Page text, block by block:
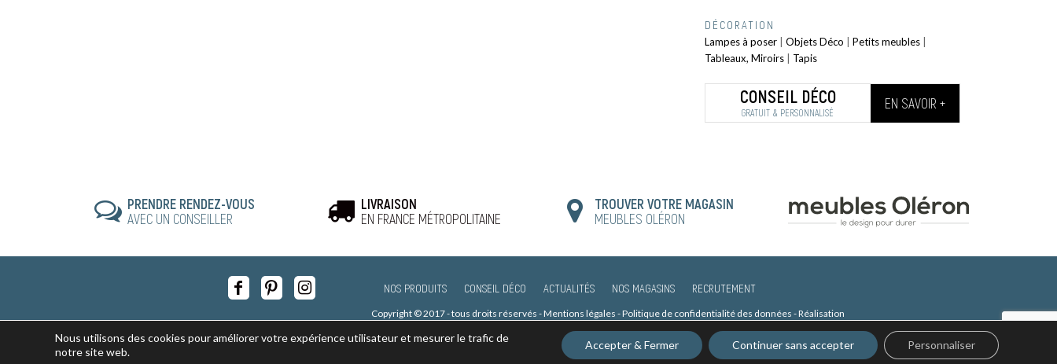
DÉCORATION
Lampes à poser| Objets Déco | Petits meubles|
Tableaux, Miroirs| Tapis
CONSEIL DÉCO
GRATUIT & PERSONNALISÉ
EN SAVOIR +
PRENDRE RENDEZ-VOUS
AVEC UN CONSEILLER
LIVRAISON
EN FRANCE MÉTROPOLITAINE
TROUVER VOTRE MAGASIN
MEUBLES OLÉRON
NOS PRODUITS CONSEIL DÉCO ACTUALITÉS NOS MAGASINS RECRUTEMENT
Copyright © 2017 - tous droits réservés -Mentions légales -Politique de confidentialité des données -Réalisation
Inodia
Nous utilisons des cookies pour améliorer votre expérience utilisateur et mesurer le trafic de
notre site web.
Accepter & Fermer Continuer sans accepter Personnaliser